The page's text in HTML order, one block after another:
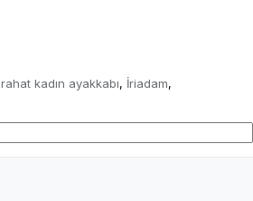
rahat kadın ayakkabı, İriadam,